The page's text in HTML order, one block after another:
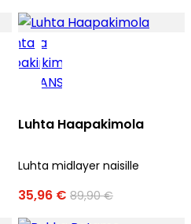
Luhta Haapakimola
Luhta midlayer naisille
35,96 € 89,90 €